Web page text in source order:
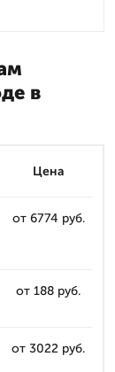
в
Цена
от 6774 руб.
от 188 руб.
от 3022 руб.